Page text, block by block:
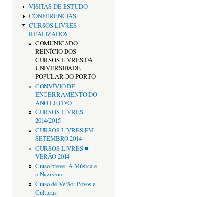
VISITAS DE ESTUDO
CONFERÊNCIAS
CURSOS LIVRES
REALIZADOS
COMUNICADO
REINÍCIO DOS
CURSOS LIVRES DA
UNIVERSIDADE
POPULAR DO PORTO
CONVÍVIO DE
ENCERRAMENTO DO
ANO LETIVO
CURSOS LIVRES
2014/2015
CURSOS LIVRES EM
SETEMBRO 2014
CURSOS LIVRES ■
VERÃO 2014
Curso breve: A Música e
o Nazismo
Curso de Verão: Povos e
Culturas